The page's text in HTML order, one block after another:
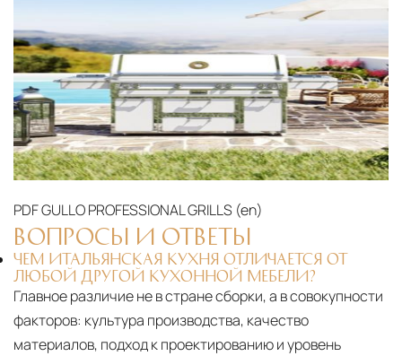
PDFGULLO PROFESSIONAL GRILLS (en)‎
ВОПРОСЫ И ОТВЕТЫ
ЧЕМ ИТАЛЬЯНСКАЯ КУХНЯ ОТЛИЧАЕТСЯ ОТ
ЛЮБОЙ ДРУГОЙ КУХОННОЙ МЕБЕЛИ?
Главное различие не в стране сборки, а в совокупности
факторов: культура производства, качество
материалов, подход к проектированию и уровень